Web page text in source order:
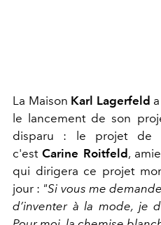
La Maison Karl Lagerfeld
le lancement de son
disparu : le projet de
c'estCarine Roitfeld ,
qui dirigera ce projet
jour : "Si vous me
d’inventer à la mode, je